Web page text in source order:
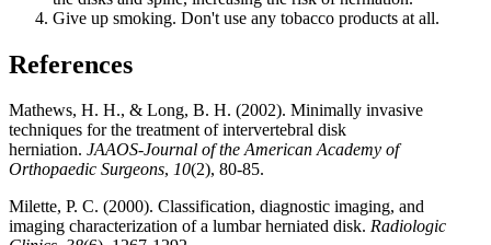
Give up smoking. Don't use any tobacco products at all.
References
Mathews, H. H., & Long, B. H. (2002). Minimally invasive
techniques for the treatment of intervertebral disk
herniation. JAAOS-Journal of the American Academy of
Orthopaedic Surgeons, 10(2), 80-85.
Milette, P. C. (2000). Classification, diagnostic imaging, and
imaging characterization of a lumbar herniated disk. Radiologic